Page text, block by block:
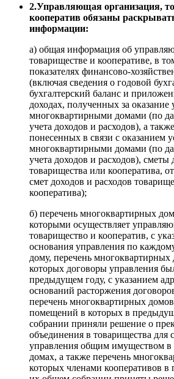
2.Управляющая организация,
кооператив обязаны
информации:
а) общая информация об
товариществе и кооперативе, в
показателях финансово-
(включая сведения о годовой
бухгалтерский баланс и
доходах, полученных за
многоквартирными домами (по
учета доходов и расходов), а
понесенных в связи с оказанием
многоквартирными домами (по
учета доходов и расходов), сметы
товарищества или кооператива,
смет доходов и расходов
кооператива);
б) перечень многоквартирных
которыми осуществляет
товарищество и кооператив, с
основания управления по
дому, перечень
которых договоры управления
предыдущем году, с указанием
оснований расторжения
перечень многоквартирных
помещений в которых в
собрании приняли решение о
объединения в товарищества для
управления общим имуществом
домах, а также перечень
которых членами кооперативов